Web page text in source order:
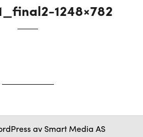
1248×782
av Smart Media AS